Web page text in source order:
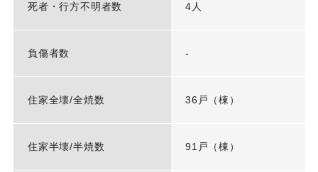
死者・行方不明者数 4人
負傷者数 -
住家全壊/全焼数 36戸（棟）
住家半壊/半焼数 91戸（棟）